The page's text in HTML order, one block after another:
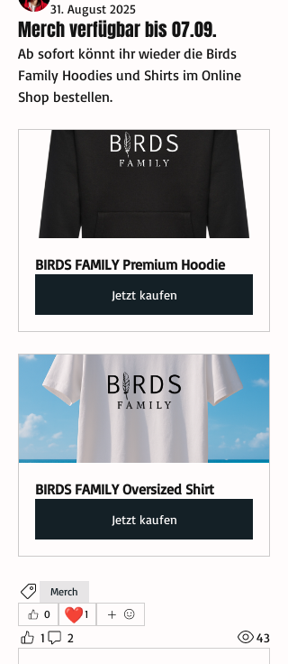
31. August 2025
Merch verfügbar bis 07.09.
Ab sofort könnt ihr wieder die Birds
Family Hoodies und Shirts im Online
Shop bestellen.
BIRDS FAMILY Premium Hoodie
Jetzt kaufen
BIRDS FAMILY Oversized Shirt
Jetzt kaufen
Merch
0
❤️1
1 2 43